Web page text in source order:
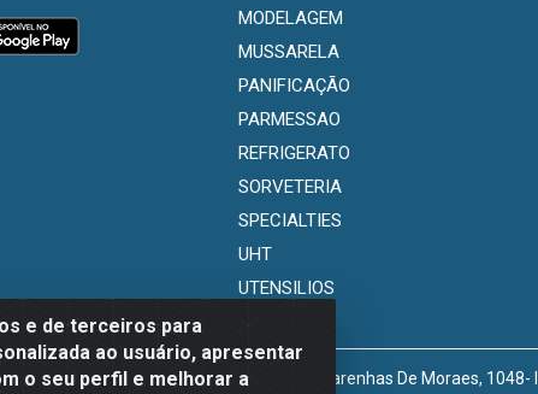
e de terceiros para
ao usuário, apresentar
o seu perfil e melhorar a
MODELAGEM
MUSSARELA
PANIFICAÇÃO
PARMESSAO
REFRIGERATO
SORVETERIA
SPECIALTIES
UHT
UTENSILIOS
Alimentos LTDA - Avenida Marechal Mascarenhas De Moraes,